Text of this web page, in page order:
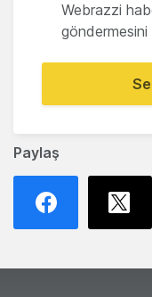
Paylaş
Webrazzi
göndermesini